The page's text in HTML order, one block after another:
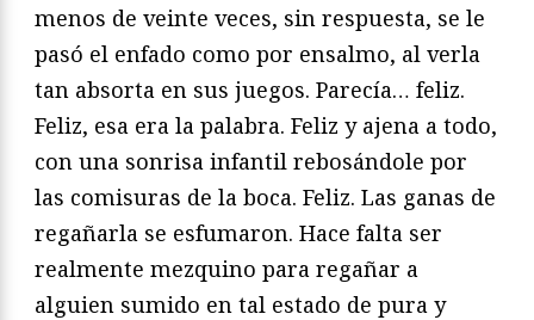
menos de veinte veces, sin respuesta, se le
pasó el enfado como por ensalmo, al verla
tan absorta en sus juegos. Parecía… feliz.
Feliz, esa era la palabra. Feliz y ajena a todo,
con una sonrisa infantil rebosándole por
las comisuras de la boca. Feliz. Las ganas de
regañarla se esfumaron. Hace falta ser
realmente mezquino para regañar a
alguien sumido en tal estado de pura y